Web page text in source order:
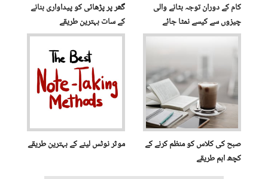
گھر پر پڑھائی کو پیداواری بنانے
کے سات بہترین طریقے
کام کے دوران توجہ بٹانے والی
چیزوں سے کیسے نمٹا جائے
موثر نوٹس لینے کے بہترین طریقے
صبح کی کلاس کو منظم کرنے کے
کچھ اہم طریقے